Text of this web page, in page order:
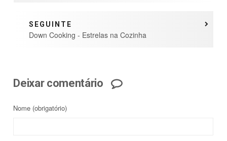
SEGUINTE
Down Cooking - Estrelas na Cozinha
Deixar comentário
Nome (obrigatório)